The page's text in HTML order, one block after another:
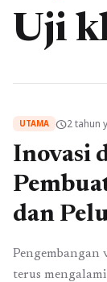
Uji
UTAMA schedule2 tahun
Inovasi
dan
Pengembangan
terus